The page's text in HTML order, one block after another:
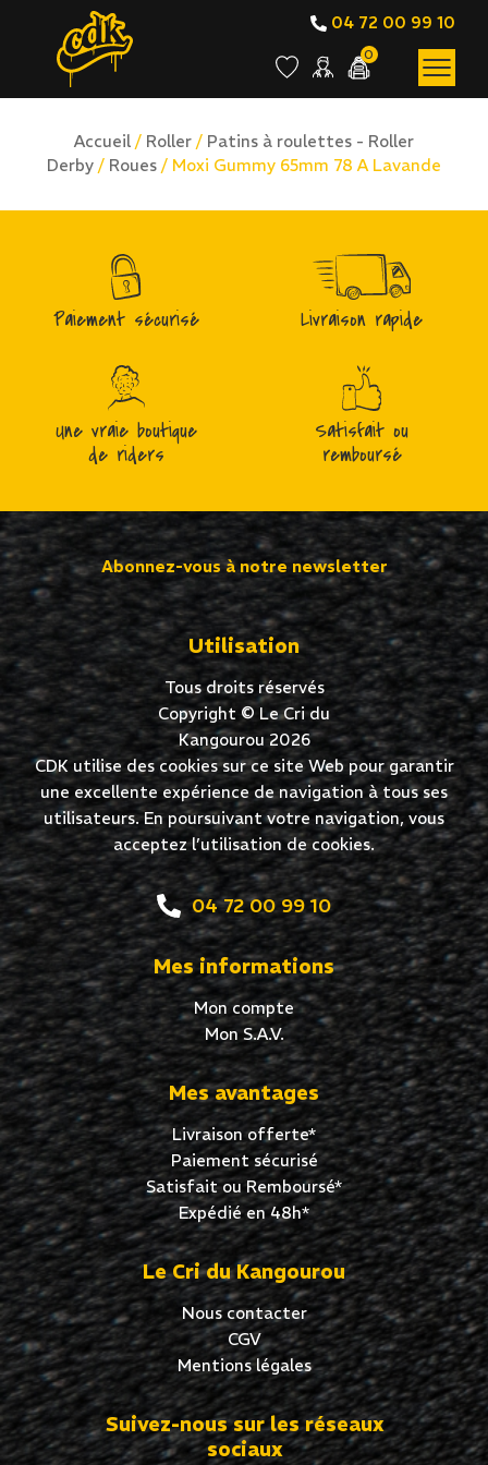
04 72 00 99 10
0
Accueil / Roller / Patins à roulettes - Roller
Derby / Roues / Moxi Gummy 65mm 78 A Lavande
Paiement sécurisé Livraison rapide
Une vraie boutique
de riders
Satisfait ou
remboursé
Abonnez-vous à notre newsletter
Utilisation
Tous droits réservés
Copyright © Le Cri du
Kangourou 2026
CDK utilise des cookies sur ce site Web pour garantir
une excellente expérience de navigation à tous ses
utilisateurs. En poursuivant votre navigation, vous
acceptez l’utilisation de cookies.
04 72 00 99 10
Mes informations
Mon compte
Mon S.A.V.
Mes avantages
Livraison offerte*
Paiement sécurisé
Satisfait ou Remboursé*
Expédié en 48h*
Le Cri du Kangourou
Nous contacter
CGV
Mentions légales
Suivez-nous sur les réseaux
sociaux